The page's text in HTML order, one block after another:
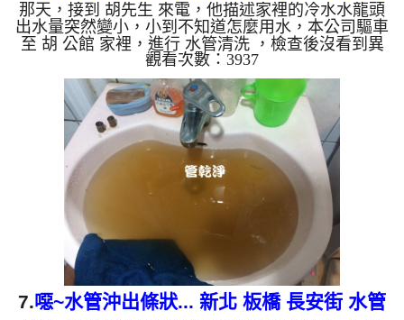
清洗水管 )
那天，接到 胡先生 來電，他描述家裡的冷水水龍頭
出水量突然變小，小到不知道怎麼用水，本公司驅車
至 胡 公館 家裡，進行 水管清洗 ，檢查後沒看到異
常，本公司先關閉水源，注入 檸檬酸 進水管，等候
約15分鐘，利用 高周波水管清洗機 ，然後把水管內
壁污垢沖出來，一開始沒想到洗出來的水呈現黃色，
看起來跟冬瓜茶一樣，還一直掉出髒東西，看起來就
很噁心，如下圖，胡先生 看到覺得很噁心，原來水
管裡面這麼髒，房子才10多年而已。 如是自來水，
如水管老化，會產生鐵鏽跟泥沙堆積，洗出來的水就
會是咖啡色，地下水...
觀看次數：3937
7.噁~水管沖出條狀... 新北 板橋 長安街 水管